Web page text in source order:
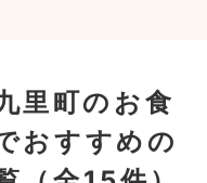
里町のお食
おすすめの